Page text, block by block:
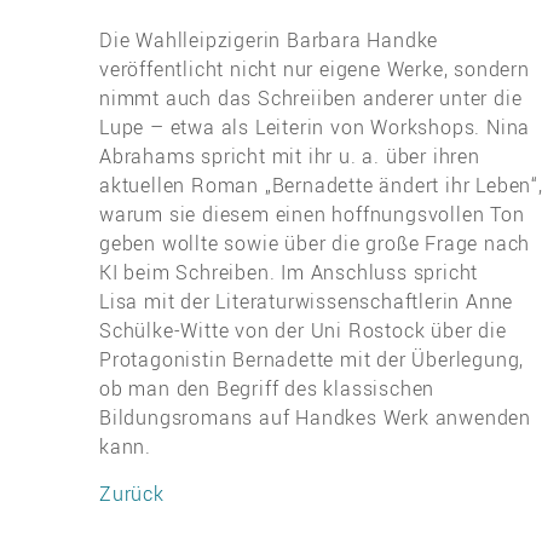
Die Wahlleipzigerin Barbara Handke
veröffentlicht nicht nur eigene Werke, sondern
nimmt auch das Schreiiben anderer unter die
Lupe – etwa als Leiterin von Workshops. Nina
Abrahams spricht mit ihr u. a. über ihren
aktuellen Roman „Bernadette ändert ihr Leben“,
warum sie diesem einen hoffnungsvollen Ton
geben wollte sowie über die große Frage nach
KI beim Schreiben. Im Anschluss spricht
Lisa mit der Literaturwissenschaftlerin Anne
Schülke-Witte von der Uni Rostock über die
Protagonistin Bernadette mit der Überlegung,
ob man den Begriff des klassischen
Bildungsromans auf Handkes Werk anwenden
kann.
Zurück